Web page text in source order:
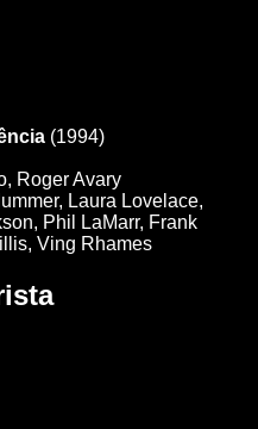
(1994)
Roger Avary
Laura Lovelace,
Phil LaMarr, Frank
Ving Rhames